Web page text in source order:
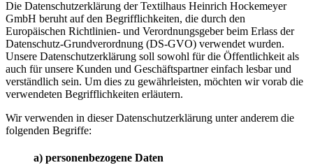
Die Datenschutzerklärung der Textilhaus Heinrich Hockemeyer
GmbH beruht auf den Begrifflichkeiten, die durch den
Europäischen Richtlinien- und Verordnungsgeber beim Erlass der
Datenschutz-Grundverordnung (DS-GVO) verwendet wurden.
Unsere Datenschutzerklärung soll sowohl für die Öffentlichkeit als
auch für unsere Kunden und Geschäftspartner einfach lesbar und
verständlich sein. Um dies zu gewährleisten, möchten wir vorab die
verwendeten Begrifflichkeiten erläutern.
Wir verwenden in dieser Datenschutzerklärung unter anderem die
folgenden Begriffe:
a) personenbezogene Daten